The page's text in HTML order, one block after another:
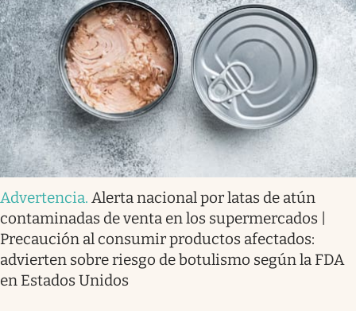
Advertencia. Alerta nacional por latas de atún
contaminadas de venta en los supermercados |
Precaución al consumir productos afectados:
advierten sobre riesgo de botulismo según la FDA
en Estados Unidos